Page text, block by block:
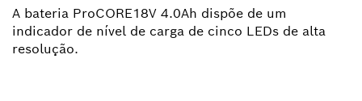
A bateria ProCORE18V 4.0Ah dispõe de um
indicador de nível de carga de cinco LEDs de alta
resolução.